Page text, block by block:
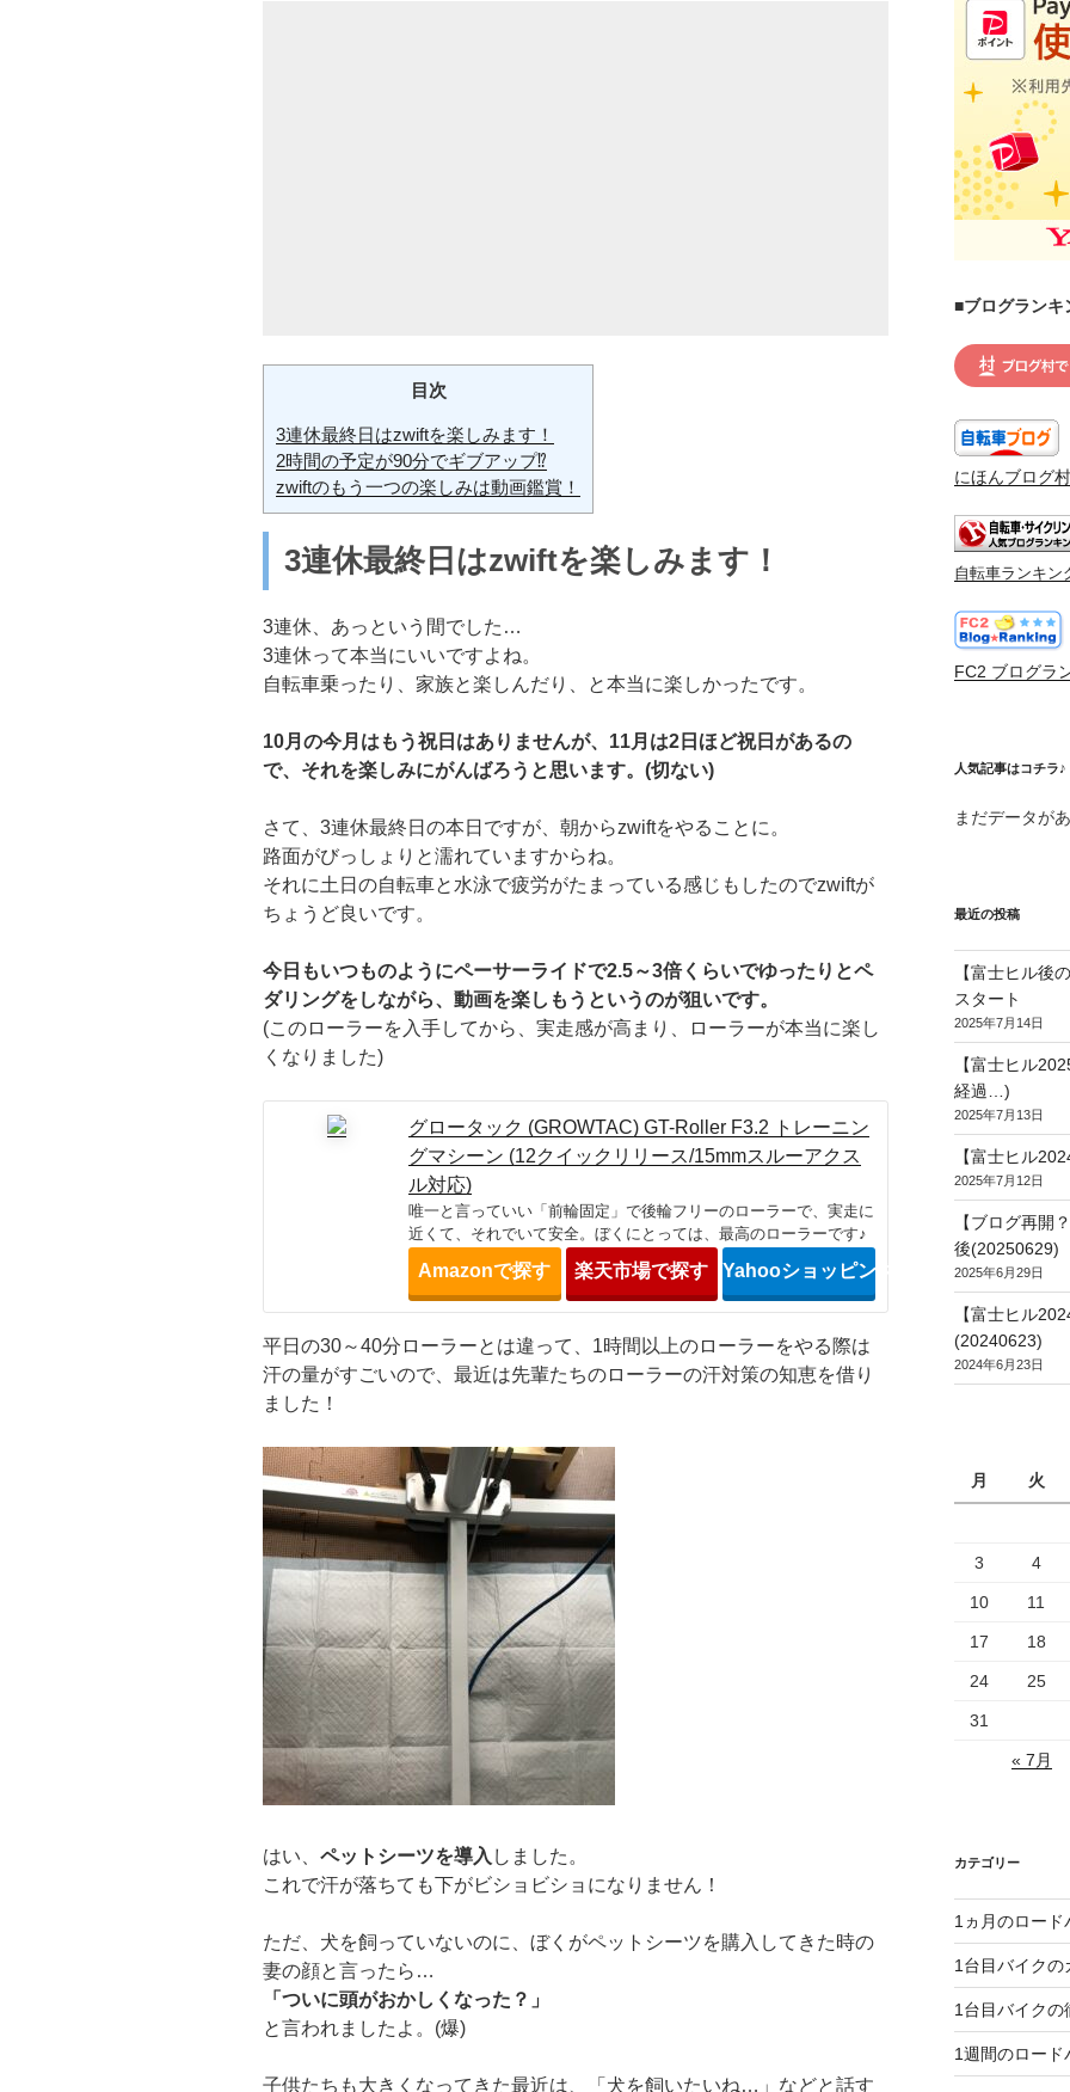
目次
3連休最終日はzwiftを楽しみます！
2時間の予定が90分でギブアップ⁉
zwiftのもう一つの楽しみは動画鑑賞！
3連休最終日はzwiftを楽しみます！
3連休、あっという間でした…
3連休って本当にいいですよね。
自転車乗ったり、家族と楽しんだり、と本当に楽しかったです。
10月の今月はもう祝日はありませんが、11月は2日ほど祝日があるの
で、それを楽しみにがんばろうと思います。(切ない)
さて、3連休最終日の本日ですが、朝からzwiftをやることに。
路面がびっしょりと濡れていますからね。
それに土日の自転車と水泳で疲労がたまっている感じもしたのでzwiftが
ちょうど良いです。
今日もいつものようにペーサーライドで2.5～3倍くらいでゆったりとペ
ダリングをしながら、動画を楽しもうというのが狙いです。
(このローラーを入手してから、実走感が高まり、ローラーが本当に楽し
くなりました)
グロータック (GROWTAC) GT-Roller F3.2 トレーニン
グマシーン (12クイックリリース/15mmスルーアクス
ル対応)
唯一と言っていい「前輪固定」で後輪フリーのローラーで、実走に
近くて、それでいて安全。ぼくにとっては、最高のローラーです♪
Amazonで探す 楽天市場で探す Yahooショッピングで探す
平日の30～40分ローラーとは違って、1時間以上のローラーをやる際は
汗の量がすごいので、最近は先輩たちのローラーの汗対策の知恵を借り
ました！
はい、 ペットシーツを導入 しました。
これで汗が落ちても下がビショビショになりません！
ただ、犬を飼っていないのに、ぼくがペットシーツを購入してきた時の
妻の顔と言ったら…
「ついに頭がおかしくなった？」
と言われましたよ。(爆)
子供たちも大きくなってきた最近は、「犬を飼いたいね…」などと話す
■ブログランキ
にほんブログ村
自転車ランキン
FC2 ブログラ
人気記事はコチラ♪
まだデータが
最近の投稿
【富士ヒル後
スタート
2025年7月14日
【富士ヒル
経過…)
2025年7月13日
【富士ヒル
2025年7月12日
【ブログ再開
後(20250629)
2025年6月29日
【富士ヒル
(20240623)
2024年6月23日
月 火
3 4
10 11
17 18
24 25
31
« 7月
カテゴリー
1ヵ月のロード
1台目バイクの
1台目バイクの
1週間のロード